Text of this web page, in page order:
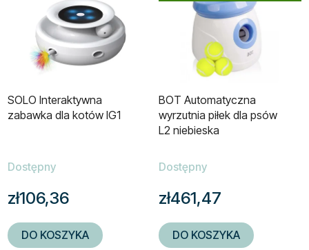
e
p
d
k
ó
r
o
k
ó
w
SOLO Interaktywna
zabawka dla kotów IG1
Dostępny
zł106,36
DO KOSZYKA
BOT Automatyczna
wyrzutnia piłek dla psów
L2 niebieska
Dostępny
zł461,47
DO KOSZYKA